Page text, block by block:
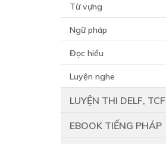
Từ vựng
Ngữ pháp
Đọc hiểu
Luyện nghe
LUYỆN THI DELF, TCF
EBOOK TIẾNG PHÁP